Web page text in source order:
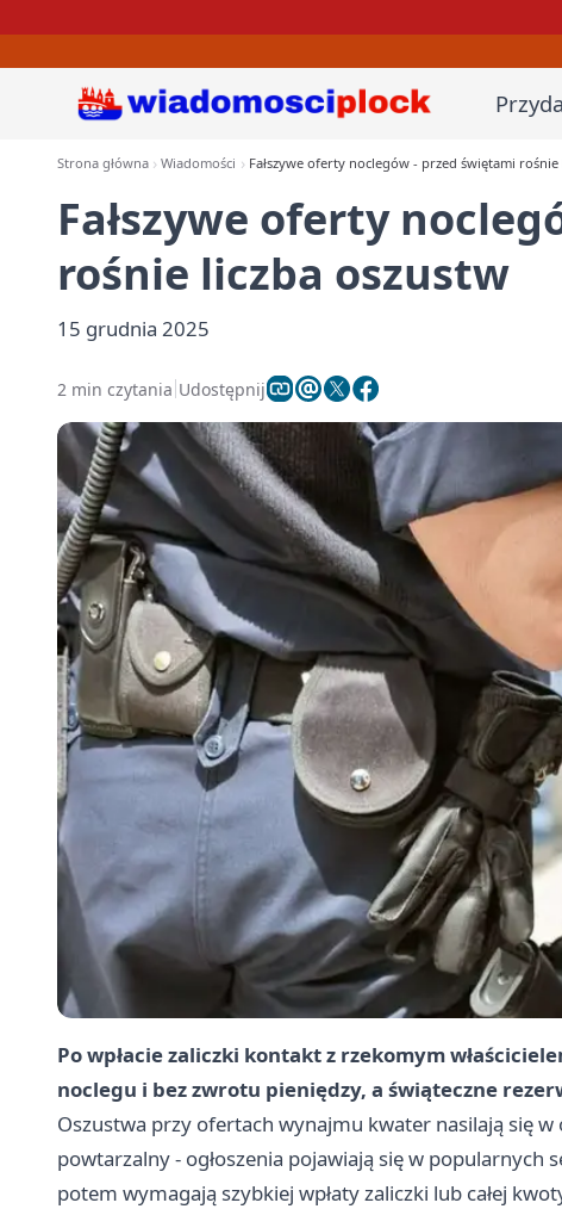
Strona główna Wiadomości Fałszywe oferty noclegów - przed świętami
Fałszywe oferty
rośnie liczba oszustw
15 grudnia 2025
2 min czytania Udostępnij
Po wpłacie zaliczki kontakt z rzekomym
noclegu i bez zwrotu pieniędzy, a świąteczne
Oszustwa przy ofertach wynajmu kwater nasilają się
powtarzalny - ogłoszenia pojawiają się w popularnych
potem wymagają szybkiej wpłaty zaliczki lub całej